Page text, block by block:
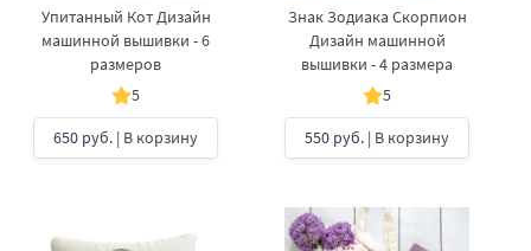
Упитанный Кот Дизайн
машинной вышивки - 6
размеров
5
650 руб. | В корзину
Знак Зодиака Скорпион
Дизайн машинной
вышивки - 4 размера
5
550 руб. | В корзину